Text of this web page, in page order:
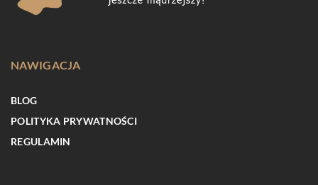
NAWIGACJA
BLOG
POLITYKA PRYWATNOŚCI
REGULAMIN